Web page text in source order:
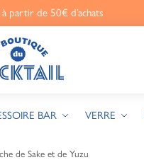
partir de 50€ d’achats
BAR VERRE
de Sake et de Yuzu